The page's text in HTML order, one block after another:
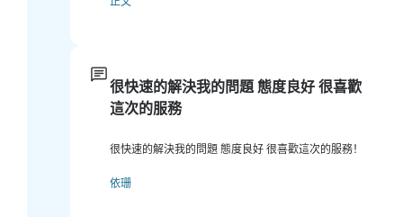
正文
很快速的解決我的問題 態度良好 很喜歡
這次的服務
很快速的解決我的問題 態度良好 很喜歡這次的服務！
依珊